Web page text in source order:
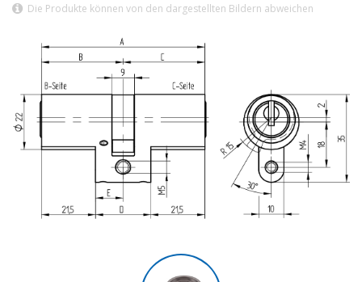
Die Produkte können von den dargestellten Bildern abweichen